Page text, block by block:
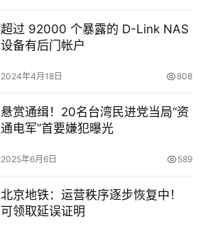
超过 92000 个暴露的 D-Link NAS
设备有后门帐户
2024年4月18日 808
悬赏通缉！20名台湾民进党当局“资
通电军”首要嫌犯曝光
2025年6月6日 589
北京地铁：运营秩序逐步恢复中！
可领取延误证明